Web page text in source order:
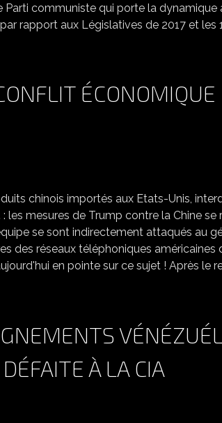
communiste qui porte la dynamique
rapport aux Législatives de 2017 et les
ÉCONOMIQUE
chinois importés aux Etats-Unis,
les mesures de Trump contre la Chine
se sont indirectement attaqués au
des réseaux téléphoniques américaines
en pointe sur ce sujet ! Après le
À LA CIA